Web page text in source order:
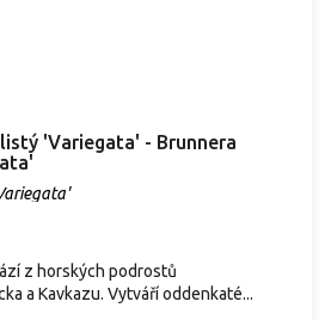
'Variegata' - Brunnera
z horských podrostů
a Kavkazu. Vytváří oddenkaté...